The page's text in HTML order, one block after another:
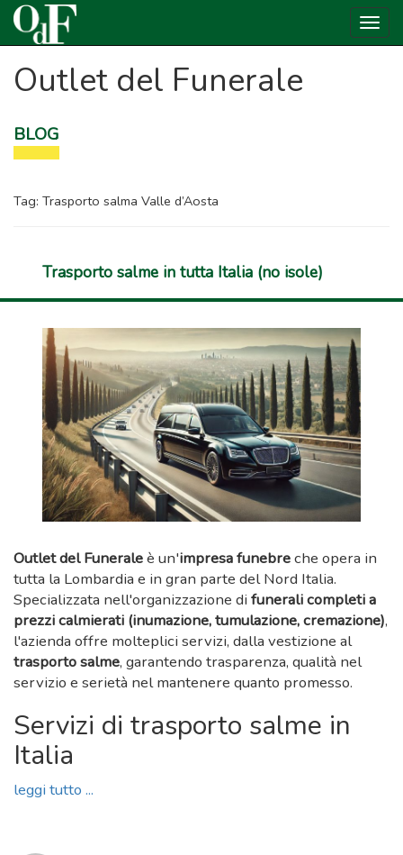
Outlet del Funerale
BLOG
Tag: Trasporto salma Valle d’Aosta
Trasporto salme in tutta Italia (no isole)
Outlet del Funeraleè un'impresa funebreche opera in
tutta la Lombardia e in gran parte del Nord Italia.
Specializzata nell'organizzazione di funerali completi a
prezzi calmierati (inumazione, tumulazione, cremazione),
l'azienda offre molteplici servizi, dalla vestizione al
trasporto salme, garantendo trasparenza, qualità nel
servizio e serietà nel mantenere quanto promesso.
Servizi di trasporto salme in
Italia
leggi tutto ...